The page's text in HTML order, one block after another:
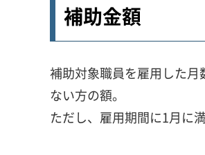
補助金額
補助対象職員を雇用した
ない方の額。
ただし、雇用期間に1月に